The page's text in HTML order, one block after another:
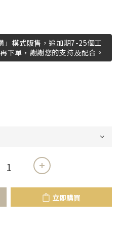
」模式販售，追加期7-25個工
下單，謝謝您的支持及配合。
立即購買